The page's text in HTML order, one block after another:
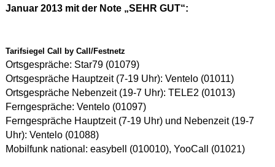
Januar 2013 mit der Note „SEHR GUT“:
Tarifsiegel Call by Call/Festnetz
Ortsgespräche: Star79 (01079)
Ortsgespräche Hauptzeit (7-19 Uhr): Ventelo (01011)
Ortsgespräche Nebenzeit (19-7 Uhr): TELE2 (01013)
Ferngespräche: Ventelo (01097)
Ferngespräche Hauptzeit (7-19 Uhr) und Nebenzeit (19-7
Uhr): Ventelo (01088)
Mobilfunk national: easybell (010010), YooCall (01021)